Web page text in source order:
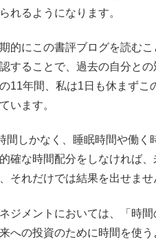
れるようになります。
的にこの書評ブログを読む
することで、過去の自分と
11年間、私は1日も休まず
います。
間しかなく、睡眠時間や働
確な時間配分をしなければ
それだけでは結果を出せませ
ジメントにおいては、「時
への投資のために時間を使